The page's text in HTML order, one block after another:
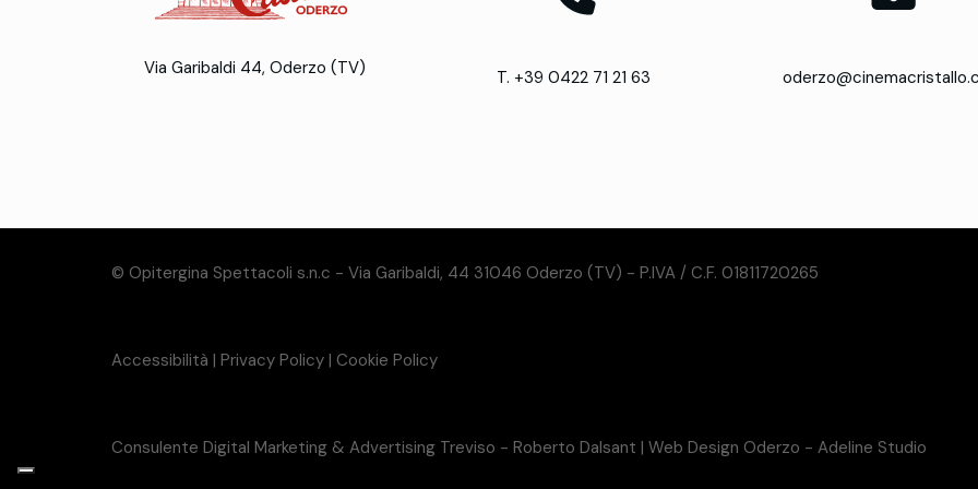
Via Garibaldi 44, Oderzo (TV) T. +39 0422 71 21 63
© Opitergina Spettacoli s.n.c - Via Garibaldi, 44 31046 Oderzo (TV) - P.IVA / C.F. 01811720265
Accessibilità | Privacy Policy | Cookie Policy
Consulente Digital Marketing & Advertising Treviso - Roberto Dalsant | Web Design Oderzo - Adeline Studio